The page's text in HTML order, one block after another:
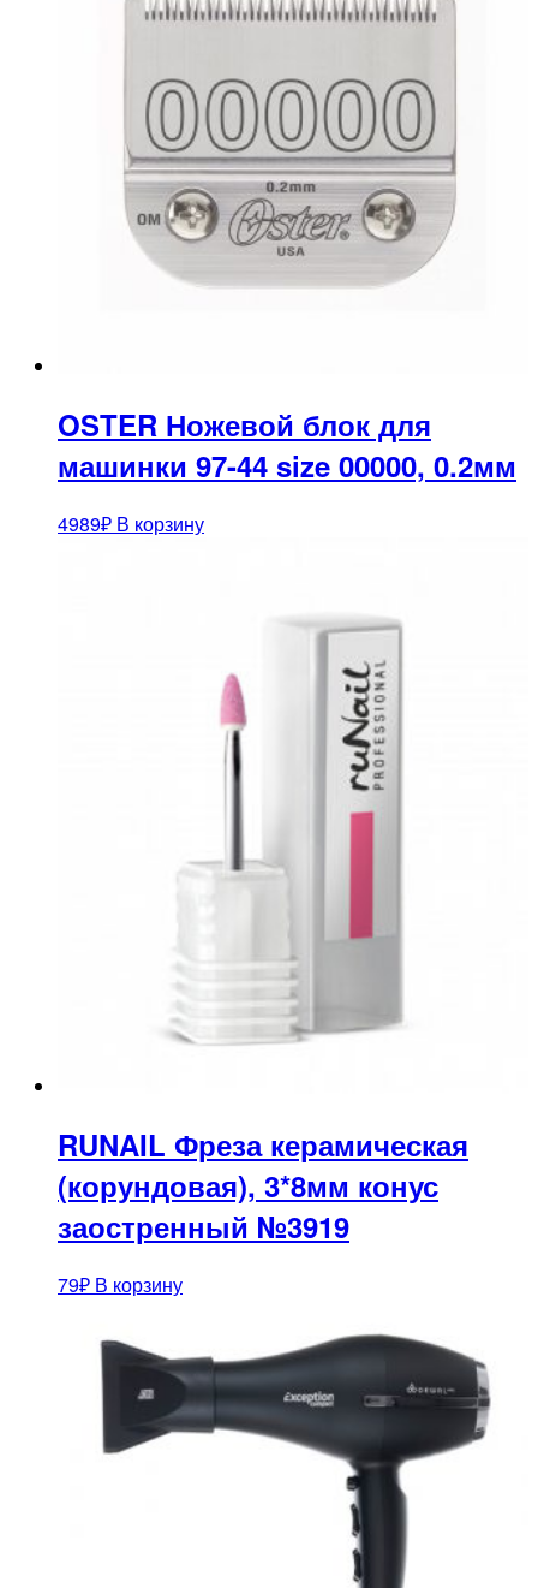
OSTER Ножевой блок для
машинки 97-44 size 00000, 0.2мм
4989₽ В корзину
RUNAIL Фреза керамическая
(корундовая), 3*8мм конус
заостренный №3919
79₽ В корзину